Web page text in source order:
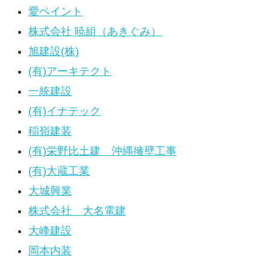
愛ペイント
株式会社 暁組（あきぐみ）
旭建設(株)
(有)アーキテクト
一統建設
(有)イナテック
稲嶺建装
(有)栄野比土建 沖縄擁壁工事
(有)大蔵工業
大城興業
株式会社 大名電建
大峰建設
岡本内装